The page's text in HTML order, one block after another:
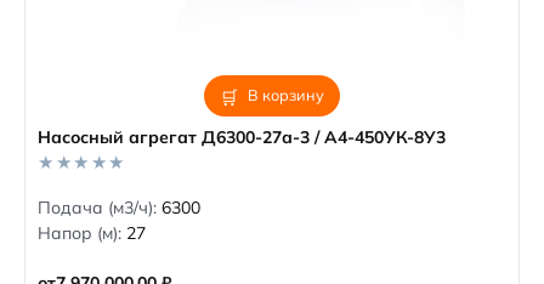
В корзину
Насосный агрегат Д6300-27а-3 / А4-450УК-8У3
0
o
u
Подача (м3/ч): 6300
Напор (м): 27